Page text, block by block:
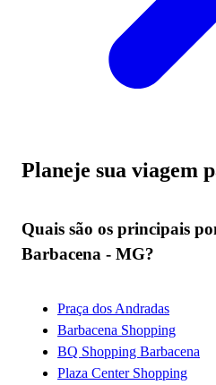
Planeje sua viagem
Quais são os principais
Barbacena - MG?
Praça dos Andradas
Barbacena Shopping
BQ Shopping Barbacena
Plaza Center Shopping